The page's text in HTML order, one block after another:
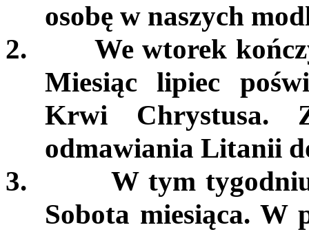
osobę w naszych
2.
We wtorek
Miesiąc lipiec
Krwi Chrystusa.
odmawiania Litanii
3.
W tym
Sobota miesiąca. W